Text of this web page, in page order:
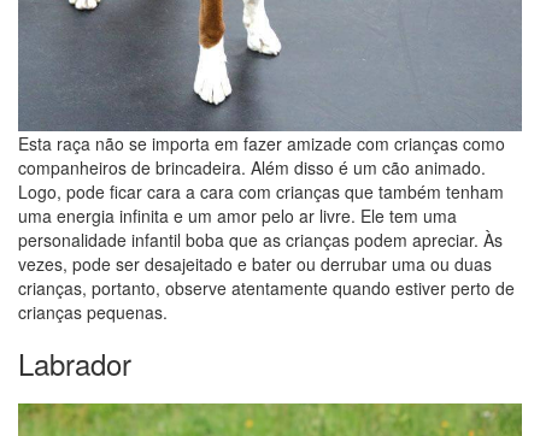
Esta raça não se importa em fazer amizade com crianças como
companheiros de brincadeira. Além disso é um cão animado.
Logo, pode ficar cara a cara com crianças que também tenham
uma energia infinita e um amor pelo ar livre. Ele tem uma
personalidade infantil boba que as crianças podem apreciar. Às
vezes, pode ser desajeitado e bater ou derrubar uma ou duas
crianças, portanto, observe atentamente quando estiver perto de
crianças pequenas.
Labrador